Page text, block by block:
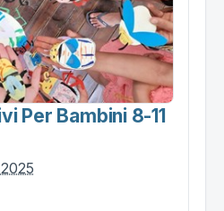
Per Bambini 8-11